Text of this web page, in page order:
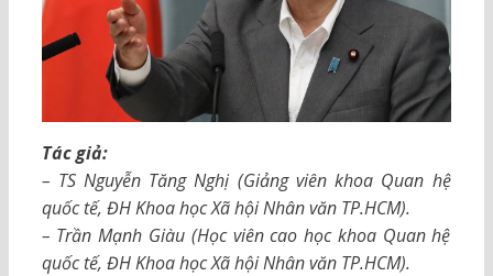
Tác giả:
– TS Nguyễn Tăng Nghị (Giảng viên khoa Quan hệ
quốc tế, ĐH Khoa học Xã hội Nhân văn TP.HCM).
– Trần Mạnh Giàu (Học viên cao học khoa Quan hệ
quốc tế, ĐH Khoa học Xã hội Nhân văn TP.HCM).